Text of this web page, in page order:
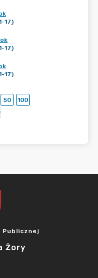
17)
17)
17)
50
100
Żory